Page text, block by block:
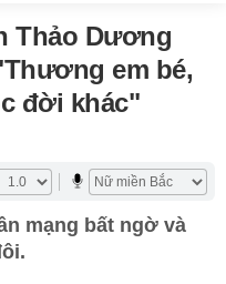
Thảo Dương
em bé,
đời khác"
mạng bất ngờ và